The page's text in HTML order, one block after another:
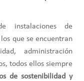
instalaciones de
que se encuentran
administración
todos ellos siempre
de sostenibilidad y